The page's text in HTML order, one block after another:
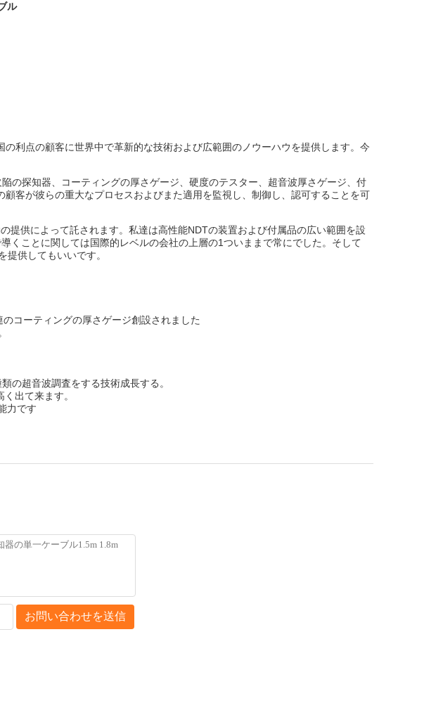
ル
利点の顧客に世界中で革新的な技術および広範囲のノウーハウを提供します。今
の探知器、コーティングの厚さゲージ、硬度のテスター、超音波厚さゲージ、付
客が彼らの重大なプロセスおよびまた適用を監視し、制御し、認可することを可
供によって託されます。私達は高性能NDTの装置および付属品の広い範囲を設
くことに関しては国際的レベルの会社の上層の1ついままで常にでした。そして
供してもいいです。
コーティングの厚さゲージ創設されました
の超音波調査をする技術成長する。
出て来ます。
力です
お問い合わせを送信